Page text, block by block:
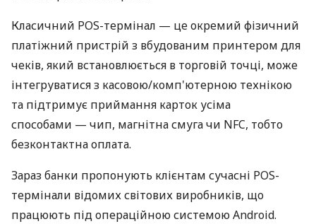
Класичний POS-термінал — це окремий фізичний
платіжний пристрій з вбудованим принтером для
чеків, який встановлюється в торговій точці, може
інтегруватися з касовою/комп'ютерною технікою
та підтримує приймання карток усіма
способами — чип, магнітна смуга чи NFC, тобто
безконтактна оплата.
Зараз банки пропонують клієнтам сучасні POS-
термінали відомих світових виробників, що
працюють під операційною системою Android.